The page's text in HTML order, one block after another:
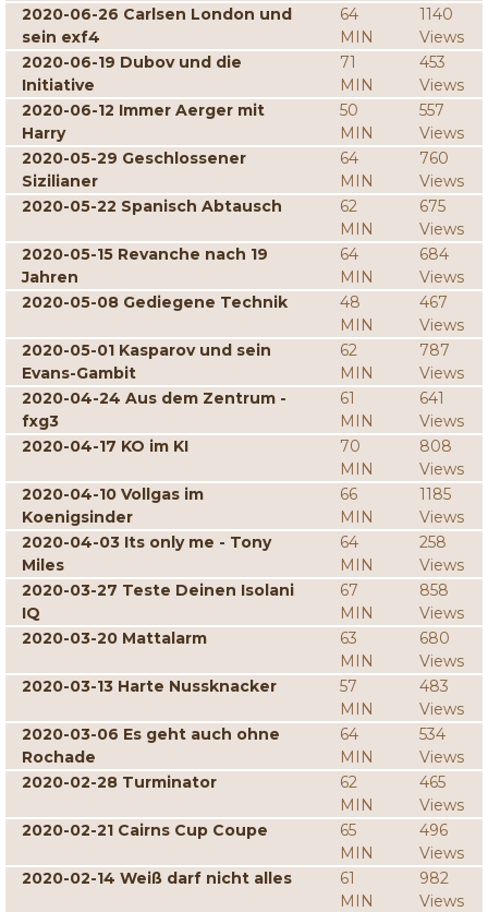
2020-06-26 Carlsen London und
sein exf4
64
MIN
1140
Views
2020-06-19 Dubov und die
Initiative
71
MIN
453
Views
2020-06-12 Immer Aerger mit
Harry
50
MIN
557
Views
2020-05-29 Geschlossener
Sizilianer
64
MIN
760
Views
2020-05-22 Spanisch Abtausch
62
MIN
675
Views
2020-05-15 Revanche nach 19
Jahren
64
MIN
684
Views
2020-05-08 Gediegene Technik
48
MIN
467
Views
2020-05-01 Kasparov und sein
Evans-Gambit
62
MIN
787
Views
2020-04-24 Aus dem Zentrum -
fxg3
61
MIN
641
Views
2020-04-17 KO im KI
70
MIN
808
Views
2020-04-10 Vollgas im
Koenigsinder
66
MIN
1185
Views
2020-04-03 Its only me - Tony
Miles
64
MIN
258
Views
2020-03-27 Teste Deinen Isolani
IQ
67
MIN
858
Views
2020-03-20 Mattalarm
63
MIN
680
Views
2020-03-13 Harte Nussknacker
57
MIN
483
Views
2020-03-06 Es geht auch ohne
Rochade
64
MIN
534
Views
2020-02-28 Turminator
62
MIN
465
Views
2020-02-21 Cairns Cup Coupe
65
MIN
496
Views
2020-02-14 Weiß darf nicht alles
61
MIN
982
Views